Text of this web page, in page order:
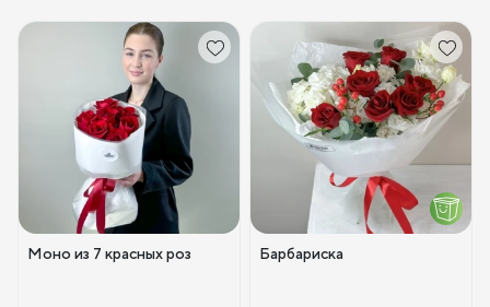
Моно из 7 красных роз Барбариска